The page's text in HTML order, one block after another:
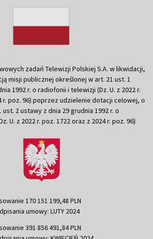
zadań Telewizji Polskiej S.A. w likwidacji,
misji publicznej określonej w art. 21 ust. 1
1992 r. o radiofonii i telewizji (Dz. U. z 2022 r.
r. poz. 96) poprzez udzielenie dotacji celowej, o
2 ustawy z dnia 29 grudnia 1992 r. o
U. z 2022 r. poz. 1722 oraz z 2024 r. poz. 96)
170 151 199,48 PLN
umowy: LUTY 2024
391 856 491,84 PLN